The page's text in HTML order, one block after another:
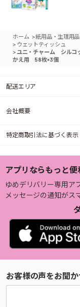
ホーム >紙用品・生理用
> ウェットティッシュ
> ユニ・チャーム シル
かえ用 58枚×3個
配送エリア
会社概要
特定商取引法に基づく表示
アプリならもっと便
ゆめデリバリー専用ア
メッセージの通知がス
お客様の声をお聞